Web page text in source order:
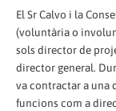
El Sr Calvo i la
(voluntària o
sols director de
director general.
va contractar a una
funcions com a